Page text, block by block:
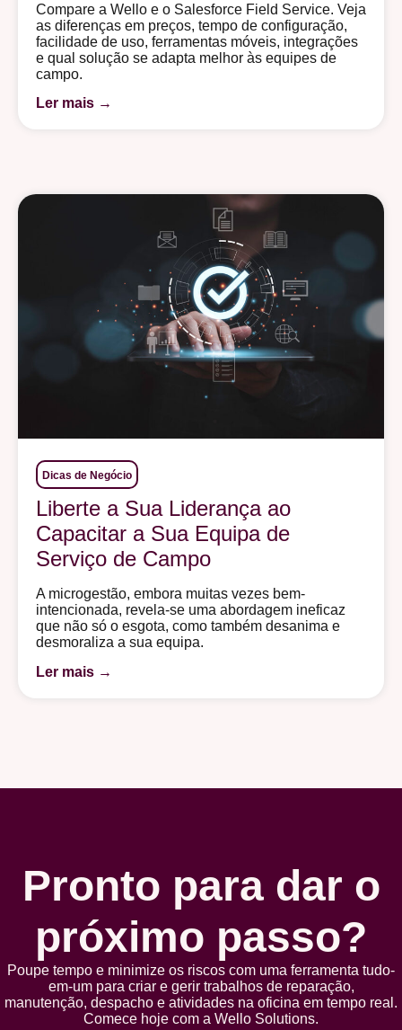
Compare a Wello e o Salesforce Field Service. Veja
as diferenças em preços, tempo de configuração,
facilidade de uso, ferramentas móveis, integrações
e qual solução se adapta melhor às equipes de
campo.
Ler mais →
Dicas de Negócio
Liberte a Sua Liderança ao
Capacitar a Sua Equipa de
Serviço de Campo
A microgestão, embora muitas vezes bem-
intencionada, revela-se uma abordagem ineficaz
que não só o esgota, como também desanima e
desmoraliza a sua equipa.
Ler mais →
Pronto para dar o
próximo passo?
Poupe tempo e minimize os riscos com uma ferramenta tudo-
em-um para criar e gerir trabalhos de reparação,
manutenção, despacho e atividades na oficina em tempo real.
Comece hoje com a Wello Solutions.